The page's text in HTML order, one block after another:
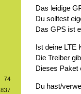
74
Das leidige
Du solltest
Das GPS ist
Ist deine LTE
Die Treiber
Dieses Paket
Du hast/